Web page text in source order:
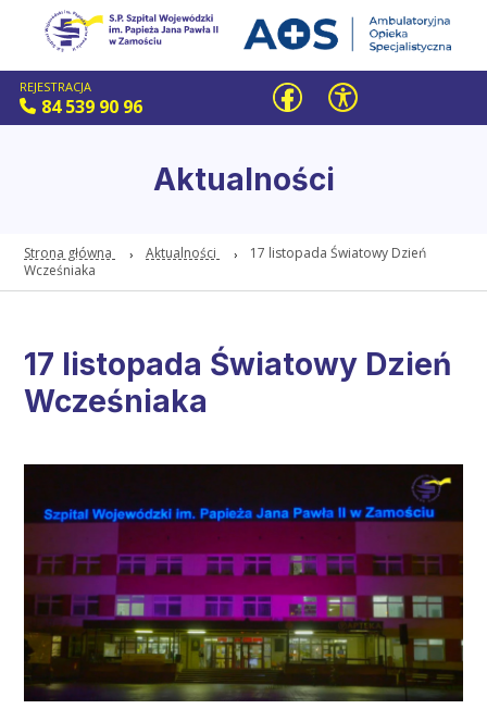
REJESTRACJA
84 539 90 96
Aktualności
Strona główna Aktualności
17 listopada Światowy Dzień
Wcześniaka
17 listopada Światowy Dzień
Wcześniaka